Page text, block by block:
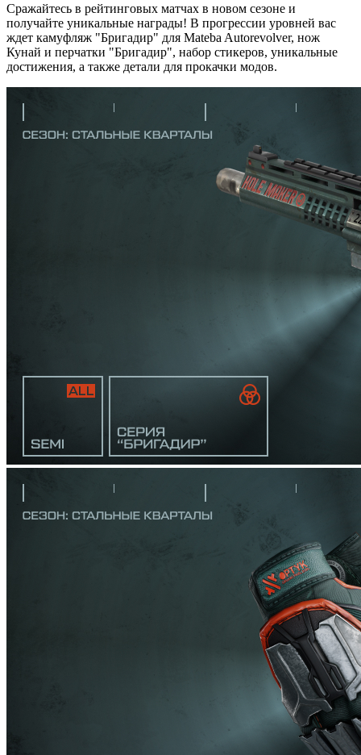
Сражайтесь в рейтинговых матчах в новом сезоне и
получайте уникальные награды! В прогрессии уровней вас
ждет камуфляж "Бригадир" для Mateba Autorevolver, нож
Кунай и перчатки "Бригадир", набор стикеров, уникальные
достижения, а также детали для прокачки модов.